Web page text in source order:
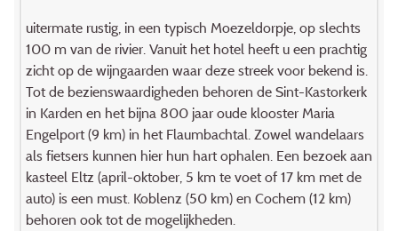
uitermate rustig, in een typisch Moezeldorpje, op slechts
100 m van de rivier. Vanuit het hotel heeft u een prachtig
zicht op de wijngaarden waar deze streek voor bekend is.
Tot de bezienswaardigheden behoren de Sint-Kastorkerk
in Karden en het bijna 800 jaar oude klooster Maria
Engelport (9 km) in het Flaumbachtal. Zowel wandelaars
als fietsers kunnen hier hun hart ophalen. Een bezoek aan
kasteel Eltz (april-oktober, 5 km te voet of 17 km met de
auto) is een must. Koblenz (50 km) en Cochem (12 km)
behoren ook tot de mogelijkheden.